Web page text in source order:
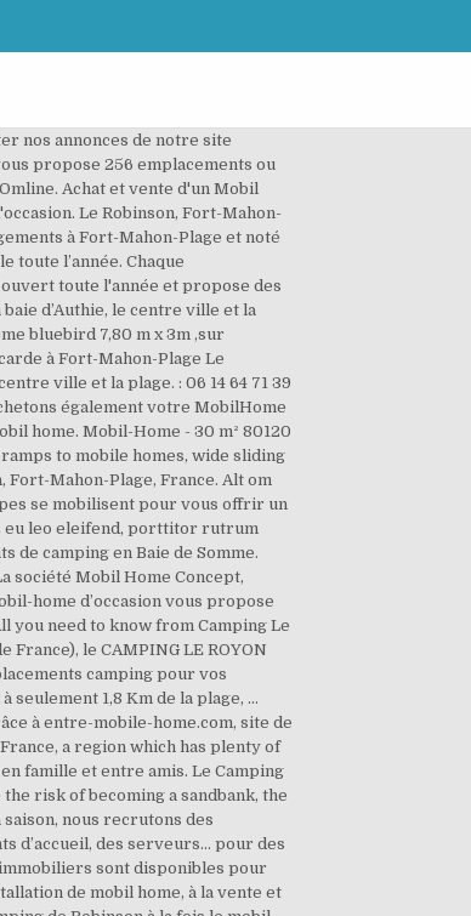
home 2 chambres avec terrasse à vendre sur notre camping. le Camping Le Robinson vous propose l’accès à une superbe infrastructure : Une piscine couverte, chauffée avec un bassin pour les petits et grands. A proximité (véhicule), Marquenterre, Vallée de l’Authie : St Riquier et Valloires. per night. Nous utilisons des cookies pour vous garantir la meilleure expérience sur notre site. Toutes nos annonces gratuites Camping car d’occasion, caravane et van Somme. Le mobil-home est prêt à être livré, installé, calé sur une parcelle . Le Robinson est un camping 4 étoiles à Fort-Mahon Plage. Le Robinson, le plus proche de la baie d’Authie dans le secteur calme du vieux Fort-Mahon. The result? L’installation d’un mobil-home est une opération délicate qui demande l’intervention de professionnels aguerris. Voir les Mobil homes. 3 jours. Nous vous proposons d’acheter et d’installer votre mobil home sur un emplacement entièrement viabilisé (eau, électricité, tout à l’égout) dans ce terrain spécialisé dans le résidentiel. Il permet des recherches dans le cas d'achat de mobil home ainsi que des recherches de location de mobil home. Le camping vous propose la vente de mobil-home en Somme à FORT MAHON PLAGE sur emplacement de camping. Fréquence. Le Robinson, le plus proche de la baie d'Authie dans le secteur calme du vieux Fort-Mahon. Enjoy some of the comforts of home when you book a Fort-Mahon-Plage hotel with kitchenette! Prix à partir de 8 000. Mobilhome Atlas Aventi de 2010. A proximité (véhicule), Marquenterre, Vallée de l’Authie : St Riquier et Valloires. Le vendeur vous proposera une offre d'achat clé en main pour votre résidence secondaire sur le terrain de camping. Descriptif complet du camping LE ROBINSON à Fort-Mahon-Plage dans les Hauts-de-France : équipements, tarifs, services, loisirs. Rapidhome 2 ch à 16 000 € IRM 2